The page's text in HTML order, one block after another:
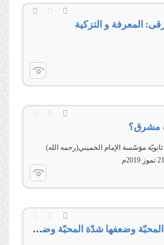
المعرفة و التزكیة
مشرق؟
مؤسّسة الإمام الخميني(رحمه الله)
الجلسة الرابع؛ شدّة المحبّة وضعفها شدّة المحبّة وضعفها